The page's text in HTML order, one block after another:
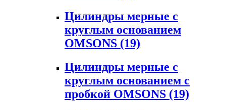
Цилиндры мерные с
круглым основанием
OMSONS (19)
Цилиндры мерные с
круглым основанием с
пробкой OMSONS (19)